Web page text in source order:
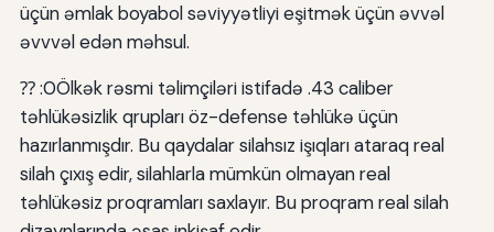
üçün əmlak boyabol səviyyətliyi eşitmək üçün əvvəl
əvvvəl edən məhsul.
⁇ :0Ölkək rəsmi təlimçiləri istifadə .43 caliber
təhlükəsizlik qrupları öz-defense təhlükə üçün
hazırlanmışdır. Bu qaydalar silahsız işıqları ataraq real
silah çıxış edir, silahlarla mümkün olmayan real
təhlükəsiz proqramları saxlayır. Bu proqram real silah